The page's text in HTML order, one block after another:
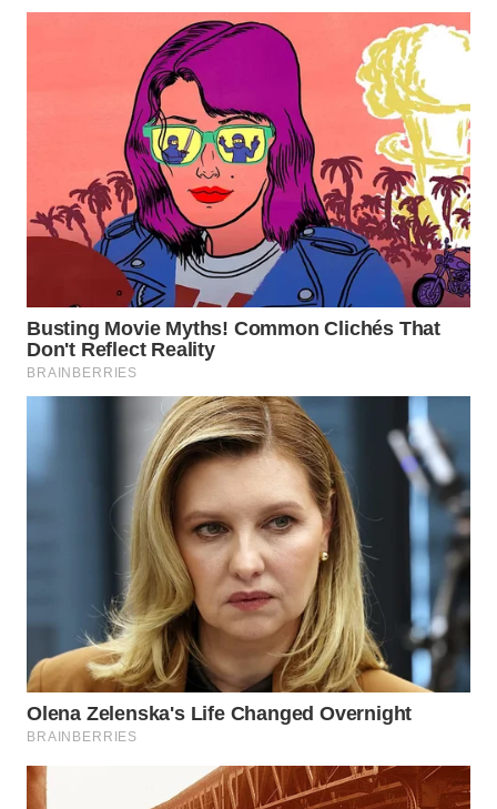
WN
BEKASI
BOGOR
WN
DEPOK
PADANG
LAWAS
WN